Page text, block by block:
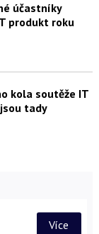
účastníky
produkt roku
kola soutěže IT
tady
Více